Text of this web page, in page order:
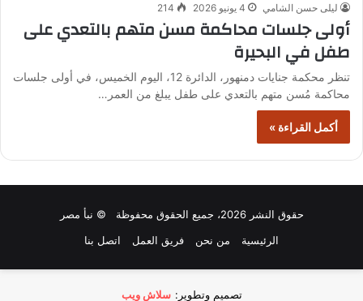
ليلى حسن الشامي 4 يونيو 2026 214
أولى جلسات محاكمة مسن متهم بالتعدي على
طفل في البحيرة
تنظر محكمة جنايات دمنهور، الدائرة 12، اليوم الخميس، في أولى جلسات
محاكمة مُسن متهم بالتعدي على طفل يبلغ من العمر…
أكمل القراءة »
حقوق النشر 2026، جميع الحقوق محفوظة © نبأ مصر
الرئيسية
من نحن فريق العمل اتصل بنا
تصميم وتطوير: سلاش ويب